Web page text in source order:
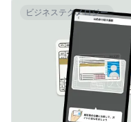
ビジネステクノロジー